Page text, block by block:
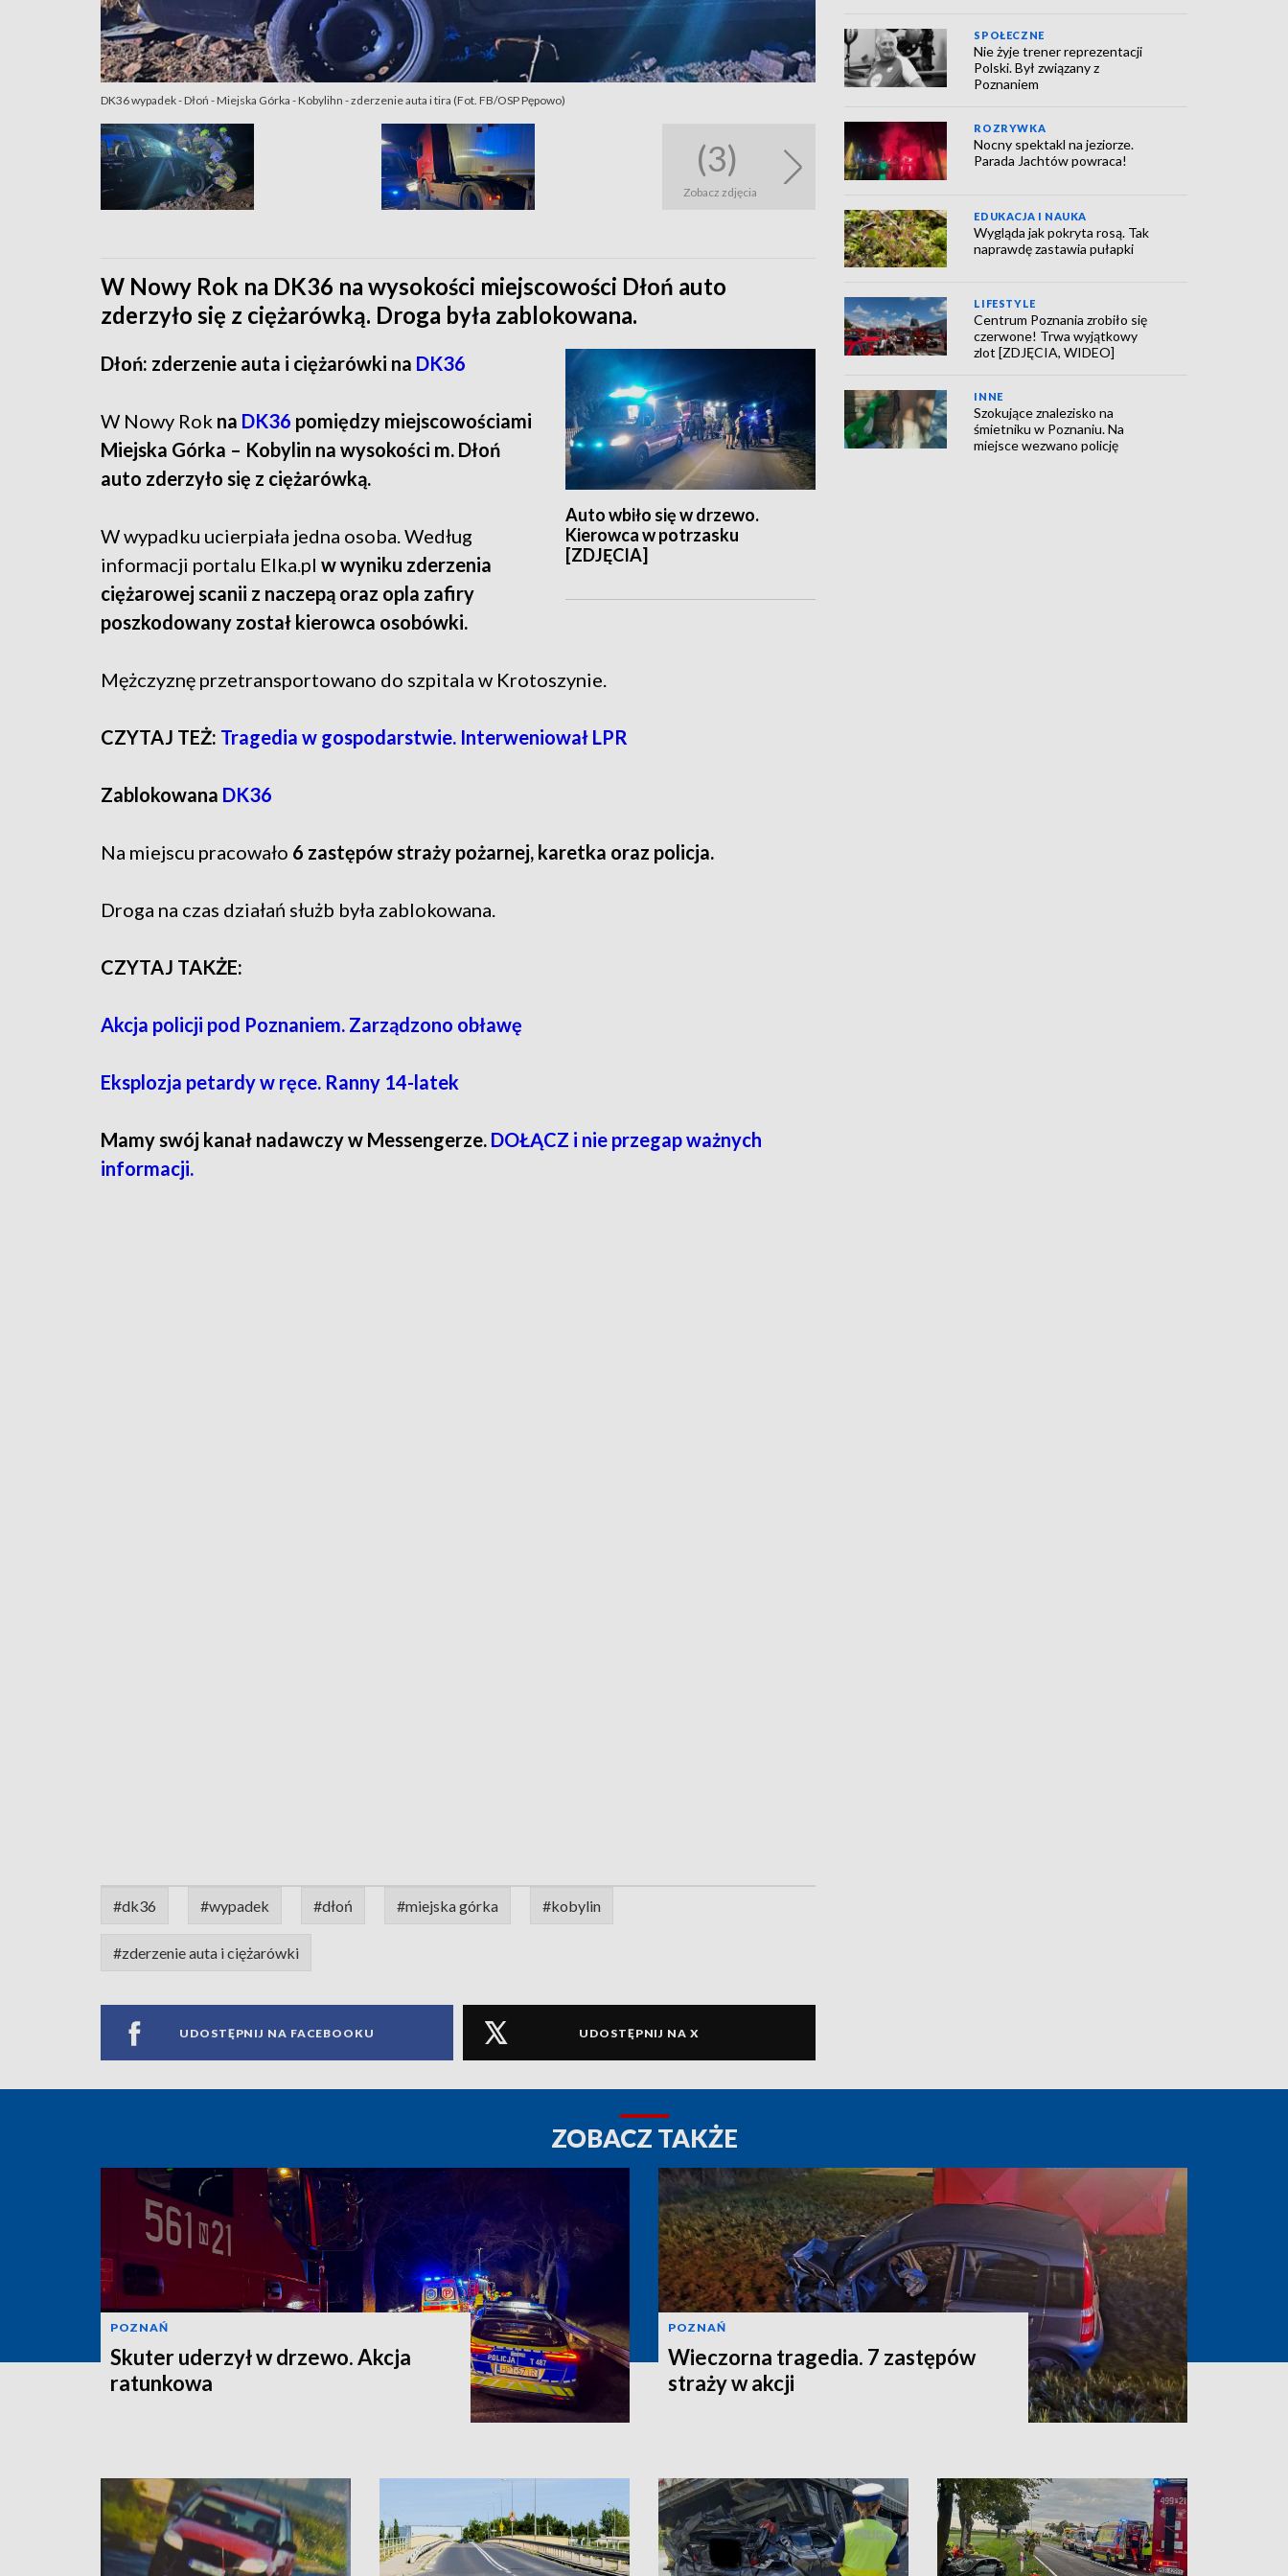
DK36 wypadek - Dłoń - Miejska Górka - Kobylihn - zderzenie auta i tira (Fot. FB/OSP Pępowo)
(3)
Zobacz zdjęcia
W Nowy Rok na DK36 na wysokości miejscowości Dłoń auto
zderzyło się z ciężarówką. Droga była zablokowana.
Auto wbiło się w drzewo.
Kierowca w potrzasku
[ZDJĘCIA]
Dłoń: zderzenie auta i ciężarówki na DK36
W Nowy Rok na DK36 pomiędzy miejscowościami
Miejska Górka – Kobylin na wysokości m. Dłoń
auto zderzyło się z ciężarówką.
W wypadku ucierpiała jedna osoba. Według
informacji portalu Elka.pl w wyniku zderzenia
ciężarowej scanii z naczepą oraz opla zafiry
poszkodowany został kierowca osobówki.
Mężczyznę przetransportowano do szpitala w Krotoszynie.
CZYTAJ TEŻ: Tragedia w gospodarstwie. Interweniował LPR
Zablokowana DK36
Na miejscu pracowało 6 zastępów straży pożarnej, karetka oraz policja.
Droga na czas działań służb była zablokowana.
CZYTAJ TAKŻE:
Akcja policji pod Poznaniem. Zarządzono obławę
Eksplozja petardy w ręce. Ranny 14-latek
Mamy swój kanał nadawczy w Messengerze. DOŁĄCZ i nie przegap ważnych
informacji.
#dk36 #wypadek #dłoń #miejska górka #kobylin
#zderzenie auta i ciężarówki
UDOSTĘPNIJ NA FACEBOOKU UDOSTĘPNIJ NA X
SPOŁECZNE
Nie żyje trener reprezentacji
Polski. Był związany z
Poznaniem
ROZRYWKA
Nocny spektakl na jeziorze.
Parada Jachtów powraca!
EDUKACJA I NAUKA
Wygląda jak pokryta rosą. Tak
naprawdę zastawia pułapki
LIFESTYLE
Centrum Poznania zrobiło się
czerwone! Trwa wyjątkowy
zlot [ZDJĘCIA, WIDEO]
INNE
Szokujące znalezisko na
śmietniku w Poznaniu. Na
miejsce wezwano policję
ZOBACZ TAKŻE
POZNAŃ
Skuter uderzył w drzewo. Akcja
ratunkowa
POZNAŃ
Wieczorna tragedia. 7 zastępów
straży w akcji